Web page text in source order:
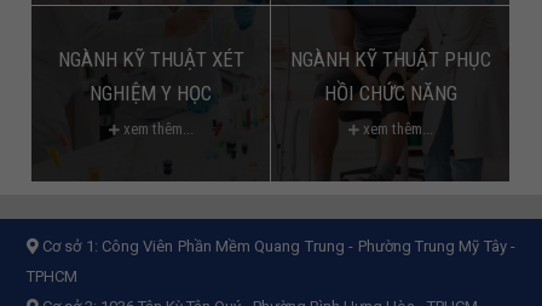
NGÀNH KỸ THUẬT XÉT
NGHIỆM Y HỌC
xem thêm...
NGÀNH KỸ THUẬT PHỤC
HỒI CHỨC NĂNG
xem thêm...
Cơ sở 1: Công Viên Phần Mềm Quang Trung - Phường Trung Mỹ Tây -
TPHCM